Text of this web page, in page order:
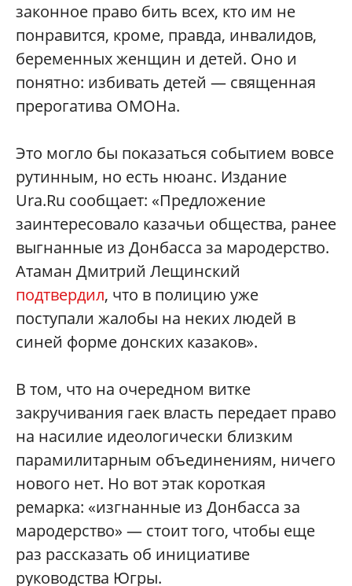
законное право бить всех, кто им не
понравится, кроме, правда, инвалидов,
беременных женщин и детей. Оно и
понятно: избивать детей — священная
прерогатива ОМОНа.
Это могло бы показаться событием вовсе
рутинным, но есть нюанс. Издание
Ura.Ru сообщает: «Предложение
заинтересовало казачьи общества, ранее
выгнанные из Донбасса за мародерство.
Атаман Дмитрий Лещинский
подтвердил, что в полицию уже
поступали жалобы на неких людей в
синей форме донских казаков».
В том, что на очередном витке
закручивания гаек власть передает право
на насилие идеологически близким
парамилитарным объединениям, ничего
нового нет. Но вот этак короткая
ремарка: «изгнанные из Донбасса за
мародерство» — стоит того, чтобы еще
раз рассказать об инициативе
руководства Югры.